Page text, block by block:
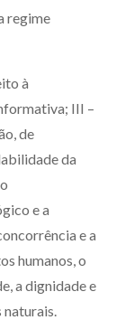
regime
à
III –
de
da
e a
e a
humanos, o
a dignidade e
naturais.